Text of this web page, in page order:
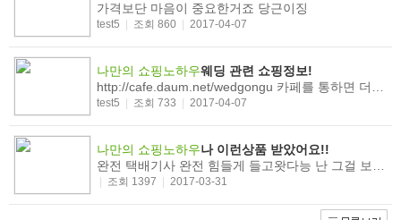
가격보단 마음이 중요한거죠 당근이징
test5 조회 860 2017-04-07
나만의 쇼핑노하우웨딩 관련 쇼핑정보!
test5 조회 733 2017-04-07
나만의 쇼핑노하우나 이런상품 받았어요!!
조회 1397 2017-03-31